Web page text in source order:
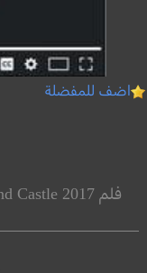
اضف للمفضلة